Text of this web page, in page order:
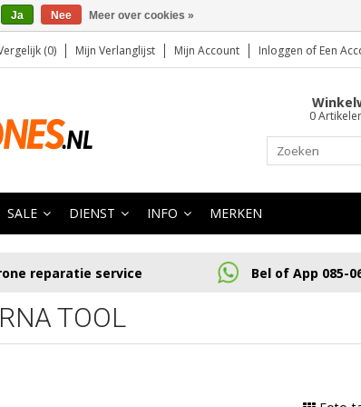
(0) Mijn Verlanglijst Mijn Account Inloggen of Een
0
SALE DIENST INFO MERKEN
reparatie service Bel of App 085-
TOOL
Ja Nee Meer over cookies »